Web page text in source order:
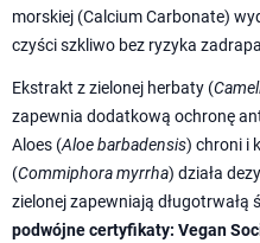
morskiej (Calcium Carbonate)
czyści szkliwo bez ryzyka
Ekstrakt z zielonej herbaty (
zapewnia dodatkową ochronę
Aloes (Aloe barbadensis) chroni i
(Commiphora myrrha) działa
zielonej zapewniają
podwójne certyfikaty: Vegan